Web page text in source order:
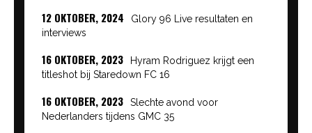
12 OKTOBER, 2024
Glory 96 Live resultaten en
interviews
16 OKTOBER, 2023
Hyram Rodriguez krijgt een
titleshot bij Staredown FC 16
16 OKTOBER, 2023
Slechte avond voor
Nederlanders tijdens GMC 35